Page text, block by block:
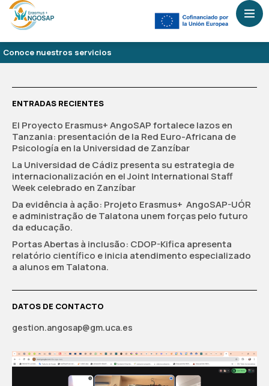
Conoce nuestros servicios
ENTRADAS RECIENTES
El Proyecto Erasmus+ AngoSAP fortalece lazos en
Tanzania: presentación de la Red Euro-Africana de
Psicología en la Universidad de Zanzíbar
La Universidad de Cádiz presenta su estrategia de
internacionalización en el Joint International Staff
Week celebrado en Zanzíbar
Da evidência à ação: Projeto Erasmus+ AngoSAP-UÓR
e administração de Talatona unem forças pelo futuro
da educação.
Portas Abertas à inclusão: CDOP-Kifica apresenta
relatório científico e inicia atendimento especializado
a alunos em Talatona.
DATOS DE CONTACTO
gestion.angosap@gm.uca.es